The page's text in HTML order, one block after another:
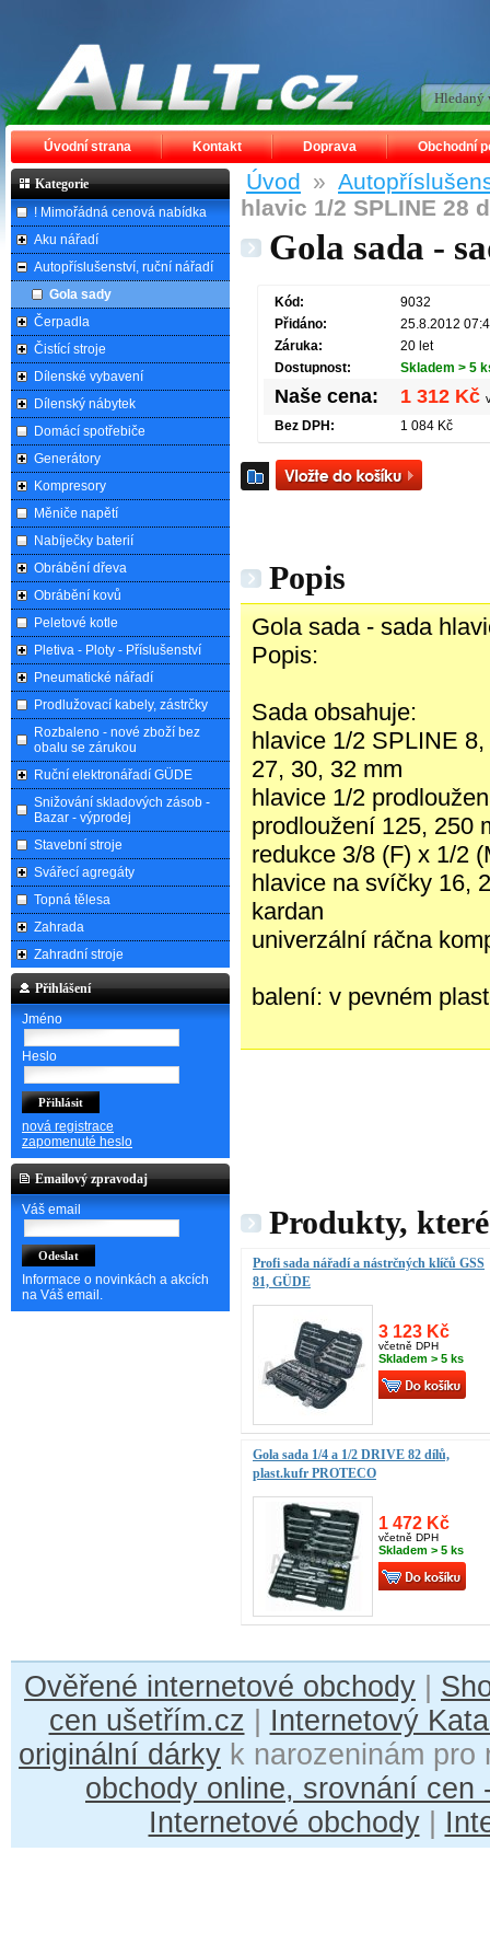
Úvod »
hlavic 1/2 SPLINE 28
Gola sada -
Kód:
9032
Přidáno:
25.8.2012
Záruka:
20 let
Dostupnost:
Skladem > 5
Naše cena: 1 312 Kč
Bez DPH: 1 084 Kč
Popis
Gola sada - sada
Popis:
Sada obsahuje:
hlavice 1/2 SPLINE
27, 30, 32 mm
hlavice 1/2
prodloužení 125, 250
redukce 3/8 (F) x 1/2
hlavice na svíčky 16,
kardan
univerzální ráčna
balení: v pevném
Produkty,
Profi sada nářadí a nástrčných klíčů GSS
81, GÜDE
3 123 Kč
včetně DPH
Skladem > 5 ks
Gola sada 1/4 a 1/2 DRIVE 82 dílů,
plast.kufr PROTECO
1 472 Kč
včetně DPH
Skladem > 5 ks
Úvodní strana Kontakt Doprava Obchodní
Kategorie
! Mimořádná cenová nabídka
Aku nářadí
Autopříslušenství, ruční nářadí
Gola sady
Čerpadla
Čistící stroje
Dílenské vybavení
Dílenský nábytek
Domácí spotřebiče
Generátory
Kompresory
Měniče napětí
Nabíječky baterií
Obrábění dřeva
Obrábění kovů
Peletové kotle
Pletiva - Ploty - Příslušenství
Pneumatické nářadí
Prodlužovací kabely, zástrčky
Rozbaleno - nové zboží bez
obalu se zárukou
Ruční elektronářadí GÜDE
Snižování skladových zásob -
Bazar - výprodej
Stavební stroje
Svářecí agregáty
Topná tělesa
Zahrada
Zahradní stroje
Přihlášení
Jméno
Heslo
nová registrace
zapomenuté heslo
Emailový zpravodaj
Váš email
Informace o novinkách a akcích
na Váš email.
Ověřené internetové obchody
cen ušetřím.cz
Internetový
originální dárky k narozeninám
obchody online, srovnání cen
Internetové obchody|